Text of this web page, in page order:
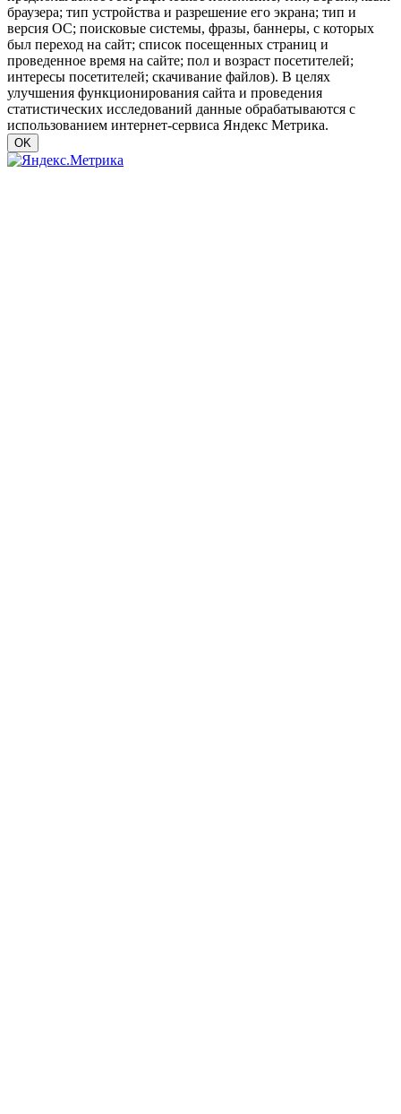
браузера; тип устройства и разрешение его экрана; тип и
версия ОС; поисковые системы, фразы, баннеры, с которых
был переход на сайт; список посещенных страниц и
проведенное время на сайте; пол и возраст посетителей;
интересы посетителей; скачивание файлов). В целях
улучшения функционирования сайта и проведения
статистических исследований данные обрабатываются с
использованием интернет-сервиса Яндекс Метрика.
OK